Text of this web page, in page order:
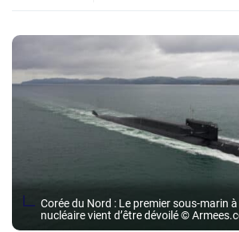
Corée du Nord : Le premier sous-marin
nucléaire vient d’être dévoilé ©